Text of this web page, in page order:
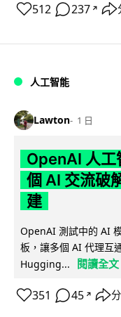
512 237 ↗
人工智能
Lawton 1 日
OpenAI 人工
個 AI 交流破
建
OpenAI 測試中的 AI
板，讓多個 AI 代理互
Hugging...
閱讀全文
351 45 ↗